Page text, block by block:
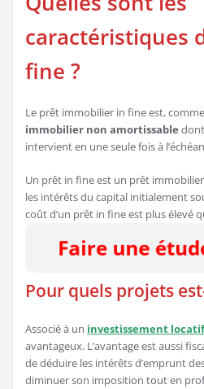
caractéristiques
fine ?
Le prêt immobilier in fine est,
immobilier non amortissable
intervient en une seule fois à
Un prêt in fine est un prêt
les intérêts du capital initialement
coût d’un prêt in fine est plus élevé
Pour quels projets
Associé à un investissement locatif
avantageux. L’avantage est aussi
de déduire les intérêts d’emprunt
diminuer son imposition tout en